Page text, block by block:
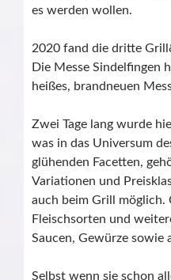
es werden wollen.
2020 fand die dritte
Die Messe Sindelfingen
heißes, brandneuen
Zwei Tage lang wurde
was in das Universum
glühenden Facetten,
Variationen und
auch beim Grill möglich.
Fleischsorten und
Saucen, Gewürze sowie
Selbst wenn sie schon